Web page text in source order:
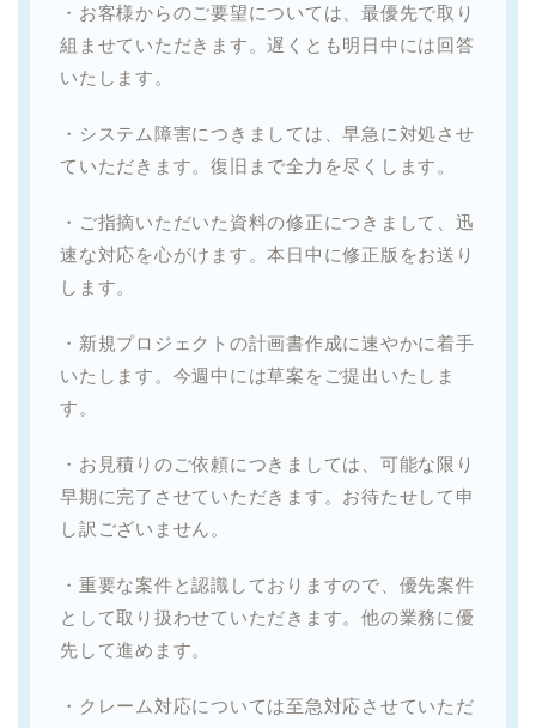
・お客様からのご要望については、最優先で取り
組ませていただきます。遅くとも明日中には回答
いたします。
・システム障害につきましては、早急に対処させ
ていただきます。復旧まで全力を尽くします。
・ご指摘いただいた資料の修正につきまして、迅
速な対応を心がけます。本日中に修正版をお送り
します。
・新規プロジェクトの計画書作成に速やかに着手
いたします。今週中には草案をご提出いたしま
す。
・お見積りのご依頼につきましては、可能な限り
早期に完了させていただきます。お待たせして申
し訳ございません。
・重要な案件と認識しておりますので、優先案件
として取り扱わせていただきます。他の業務に優
先して進めます。
・クレーム対応については至急対応させていただ